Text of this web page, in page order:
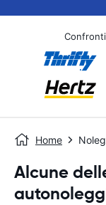
Home
Alcune